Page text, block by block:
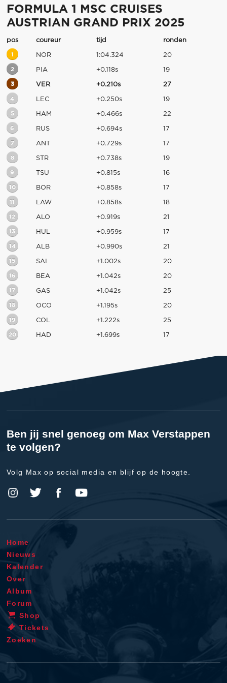
FORMULA 1 MSC CRUISES
AUSTRIAN GRAND PRIX 2025
pos coureur tijd ronden
1 NOR 1:04.324 20
2 PIA +0.118s 19
3 VER +0.210s 27
4 LEC +0.250s 19
5 HAM +0.466s 22
6 RUS +0.694s 17
7 ANT +0.729s 17
8 STR +0.738s 19
9 TSU +0.815s 16
10 BOR +0.858s 17
11 LAW +0.858s 18
12 ALO +0.919s 21
13 HUL +0.959s 17
14 ALB +0.990s 21
15 SAI +1.002s 20
16 BEA +1.042s 20
17 GAS +1.042s 25
18 OCO +1.195s 20
19 COL +1.222s 25
20 HAD +1.699s 17
Ben jij snel genoeg om Max Verstappen
te volgen?
Volg Max op social media en blijf op de hoogte.
Home
Nieuws
Kalender
Over
Album
Forum
Shop
Tickets
Zoeken